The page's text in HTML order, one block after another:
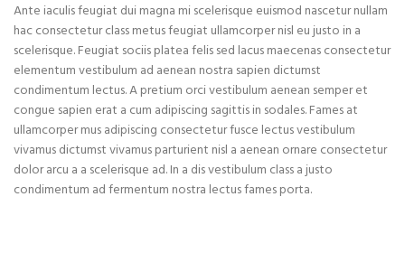
Ante iaculis feugiat dui magna mi scelerisque euismod nascetur nullam
hac consectetur class metus feugiat ullamcorper nisl eu justo in a
scelerisque. Feugiat sociis platea felis sed lacus maecenas consectetur
elementum vestibulum ad aenean nostra sapien dictumst
condimentum lectus. A pretium orci vestibulum aenean semper et
congue sapien erat a cum adipiscing sagittis in sodales. Fames at
ullamcorper mus adipiscing consectetur fusce lectus vestibulum
vivamus dictumst vivamus parturient nisl a aenean ornare consectetur
dolor arcu a a scelerisque ad. In a dis vestibulum class a justo
condimentum ad fermentum nostra lectus fames porta.